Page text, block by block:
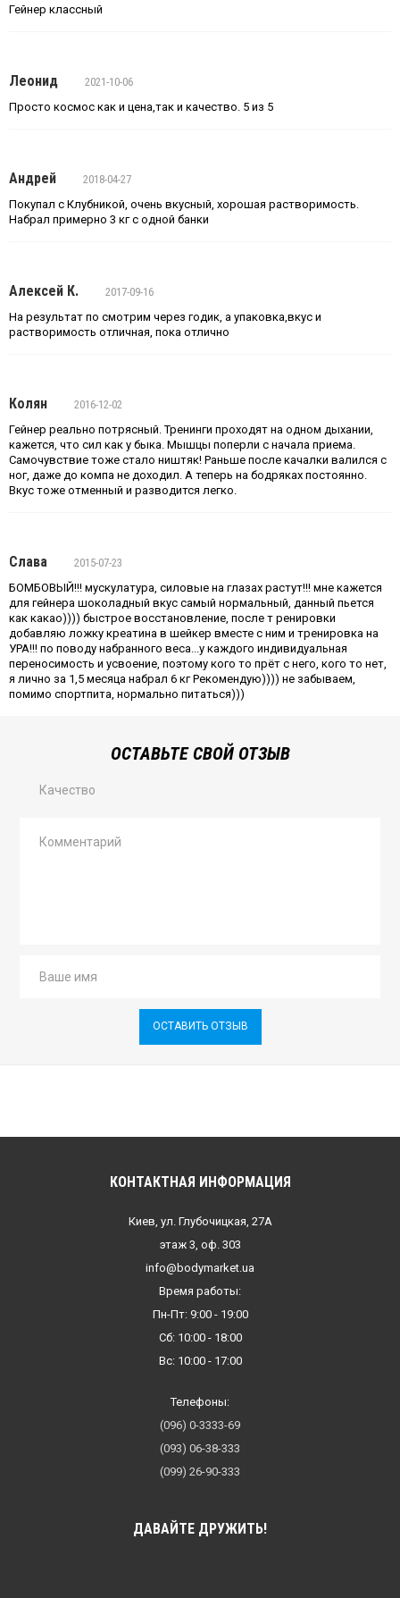
Гейнер классный
Леонид
2021-10-06
Просто космос как и цена,так и качество. 5 из 5
Андрей
2018-04-27
Покупал с Клубникой, очень вкусный, хорошая растворимость.
Набрал примерно 3 кг с одной банки
Алексей К.
2017-09-16
На результат по смотрим через годик, а упаковка,вкус и
растворимость отличная, пока отлично
Колян
2016-12-02
Гейнер реально потрясный. Тренинги проходят на одном дыхании,
кажется, что сил как у быка. Мышцы поперли с начала приема.
Самочувствие тоже стало ништяк! Раньше после качалки валился с
ног, даже до компа не доходил. А теперь на бодряках постоянно.
Вкус тоже отменный и разводится легко.
Слава
2015-07-23
БОМБОВЫЙ!!! мускулатура, силовые на глазах растут!!! мне кажется
для гейнера шоколадный вкус самый нормальный, данный пьется
как какао)))) быстрое восстановление, после т ренировки
добавляю ложку креатина в шейкер вместе с ним и тренировка на
УРА!!! по поводу набранного веса...у каждого индивидуальная
переносимость и усвоение, поэтому кого то прёт с него, кого то нет,
я лично за 1,5 месяца набрал 6 кг Рекомендую)))) не забываем,
помимо спортпита, нормально питаться)))
ОСТАВЬТЕ СВОЙ ОТЗЫВ
Качество
ОСТАВИТЬ ОТЗЫВ
КОНТАКТНАЯ ИНФОРМАЦИЯ
Киев, ул. Глубочицкая, 27А
этаж 3, оф. 303
info@bodymarket.ua
Время работы:
Пн-Пт: 9:00 - 19:00
Сб: 10:00 - 18:00
Вс: 10:00 - 17:00
Телефоны:
(096) 0-3333-69
(093) 06-38-333
(099) 26-90-333
ДАВАЙТЕ ДРУЖИТЬ!